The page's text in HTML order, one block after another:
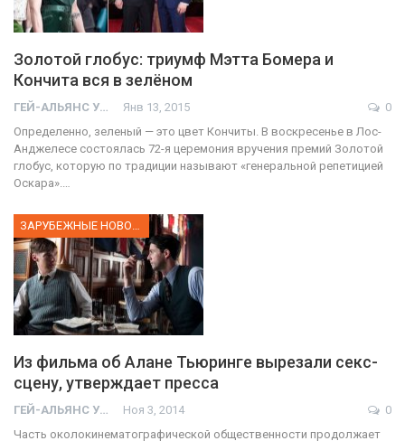
Золотой глобус: триумф Мэтта Бомера и
Кончита вся в зелёном
ГЕЙ-АЛЬЯНС УКРАИНА Янв 13, 2015
0
Определенно, зеленый — это цвет Кончиты. В воскресенье в Лос-
Анджелесе состоялась 72-я церемония вручения премий Золотой
глобус, которую по традиции называют «генеральной репетицией
Оскара».…
Из фильма об Алане Тьюринге вырезали секс-
сцену, утверждает пресса
ГЕЙ-АЛЬЯНС УКРАИНА Ноя 3, 2014
0
Часть околокинематографической общественности продолжает